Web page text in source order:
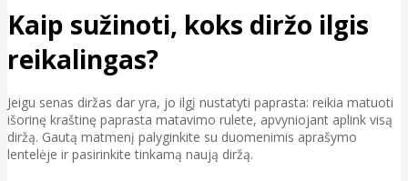
Kaip sužinoti, koks diržo ilgis
reikalingas?
Jeigu senas diržas dar yra, jo ilgį nustatyti paprasta: reikia matuoti
išorinę kraštinę paprasta matavimo rulete, apvyniojant aplink visą
diržą. Gautą matmenį palyginkite su duomenimis aprašymo
lentelėje ir pasirinkite tinkamą naują diržą.